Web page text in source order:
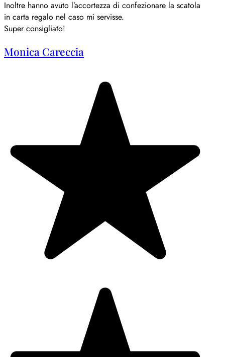
Inoltre hanno avuto l’accortezza di confezionare la scatola
in carta regalo nel caso mi servisse.
Super consigliato!
Monica Careccia